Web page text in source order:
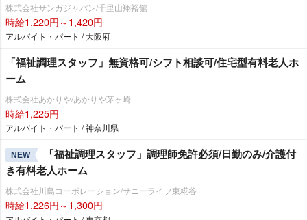
株式会社サンガジャパン/千里山翔裕館
時給1,220円～1,420円
アルバイト・パート / 大阪府
「福祉調理スタッフ」無資格可/シフト相談可/住宅型有料老人ホ
ーム
株式会社あかりや/あかりや茅ヶ崎
時給1,225円
アルバイト・パート / 神奈川県
NEW
「福祉調理スタッフ」調理師免許必須/日勤のみ/介護付
き有料老人ホーム
株式会社川島コーポレーション/サニーライフ東糀谷
時給1,226円～1,300円